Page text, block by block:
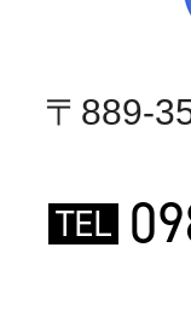
〒889-
TEL